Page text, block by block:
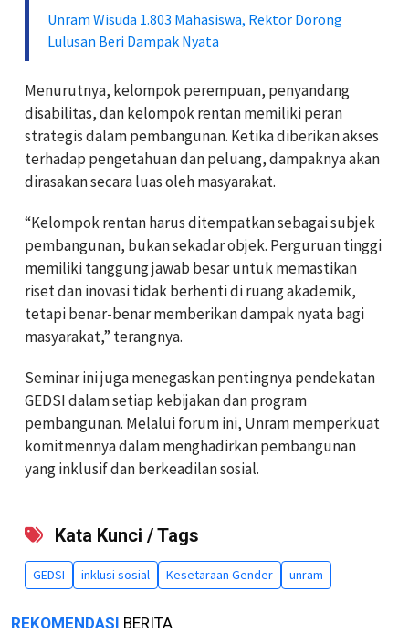
Unram Wisuda 1.803 Mahasiswa, Rektor Dorong
Lulusan Beri Dampak Nyata
Menurutnya, kelompok perempuan, penyandang
disabilitas, dan kelompok rentan memiliki peran
strategis dalam pembangunan. Ketika diberikan akses
terhadap pengetahuan dan peluang, dampaknya akan
dirasakan secara luas oleh masyarakat.
“Kelompok rentan harus ditempatkan sebagai subjek
pembangunan, bukan sekadar objek. Perguruan tinggi
memiliki tanggung jawab besar untuk memastikan
riset dan inovasi tidak berhenti di ruang akademik,
tetapi benar-benar memberikan dampak nyata bagi
masyarakat,” terangnya.
Seminar ini juga menegaskan pentingnya pendekatan
GEDSI dalam setiap kebijakan dan program
pembangunan. Melalui forum ini, Unram memperkuat
komitmennya dalam menghadirkan pembangunan
yang inklusif dan berkeadilan sosial.
Kata Kunci / Tags
GEDSI inklusi sosial Kesetaraan Gender unram
REKOMENDASI BERITA